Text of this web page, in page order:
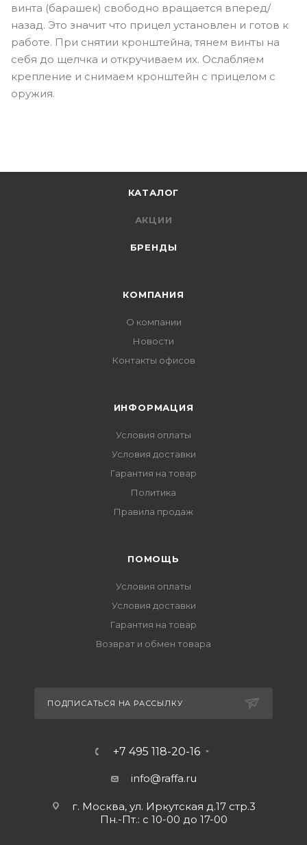
винта (барашек) свободно вращается вперед/
назад. Это значит что прицел установлен и готов к
работе. При снятии кронштейна, тянем винты на
себя до щелчка и откручиваем их. Ослабляем
крепление и снимаем кронштейн с прицелом с
оружия.
КАТАЛОГ
АКЦИИ
БРЕНДЫ
КОМПАНИЯ
О компании
Новости
Контакты офисов
ИНФОРМАЦИЯ
Условия оплаты
Условия доставки
Гарантия на товар
Политика
Правила продаж
ПОМОЩЬ
Условия оплаты
Условия доставки
Гарантия на товар
Возврат и обмен товара
ПОДПИСАТЬСЯ НА РАССЫЛКУ
+7 495 118-20-16
info@raffa.ru
г. Москва, ул. Иркутская д.17 стр.3
Пн.-Пт.: с 10-00 до 17-00